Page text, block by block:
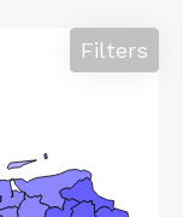
Filters